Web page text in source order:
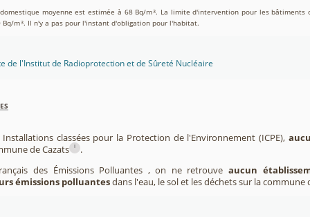
moyenne est estimée à 68 Bq/m3. La limite d'intervention pour les bâtiments
Bq/m3. Il n'y a pas pour l'instant d'obligation pour l'habitat.
de l'Institut de Radioprotection et de Sûreté Nucléaire
classées pour la Protection de l'Environnement (ICPE),
de Cazats
i
.
des Émissions Polluantes , on ne retrouveaucun
émissions polluantesdans l'eau, le sol et les déchets sur la commune